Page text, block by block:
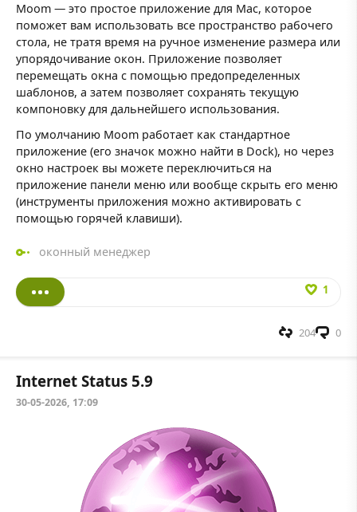
Moom — это простое приложение для Mac, которое
поможет вам использовать все пространство рабочего
стола, не тратя время на ручное изменение размера или
упорядочивание окон. Приложение позволяет
перемещать окна с помощью предопределенных
шаблонов, а затем позволяет сохранять текущую
компоновку для дальнейшего использования.
По умолчанию Moom работает как стандартное
приложение (его значок можно найти в Dock), но через
окно настроек вы можете переключиться на
приложение панели меню или вообще скрыть его меню
(инструменты приложения можно активировать с
помощью горячей клавиши).
оконный менеджер
1
0
204
Internet Status 5.9
30-05-2026, 17:09